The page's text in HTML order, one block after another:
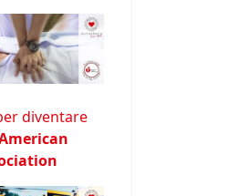
diventare